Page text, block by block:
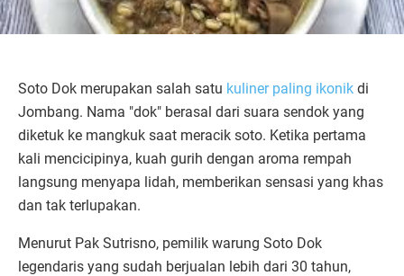
Soto Dok merupakan salah satu kuliner paling ikonik di
Jombang. Nama "dok" berasal dari suara sendok yang
diketuk ke mangkuk saat meracik soto. Ketika pertama
kali mencicipinya, kuah gurih dengan aroma rempah
langsung menyapa lidah, memberikan sensasi yang khas
dan tak terlupakan.
Menurut Pak Sutrisno, pemilik warung Soto Dok
legendaris yang sudah berjualan lebih dari 30 tahun,